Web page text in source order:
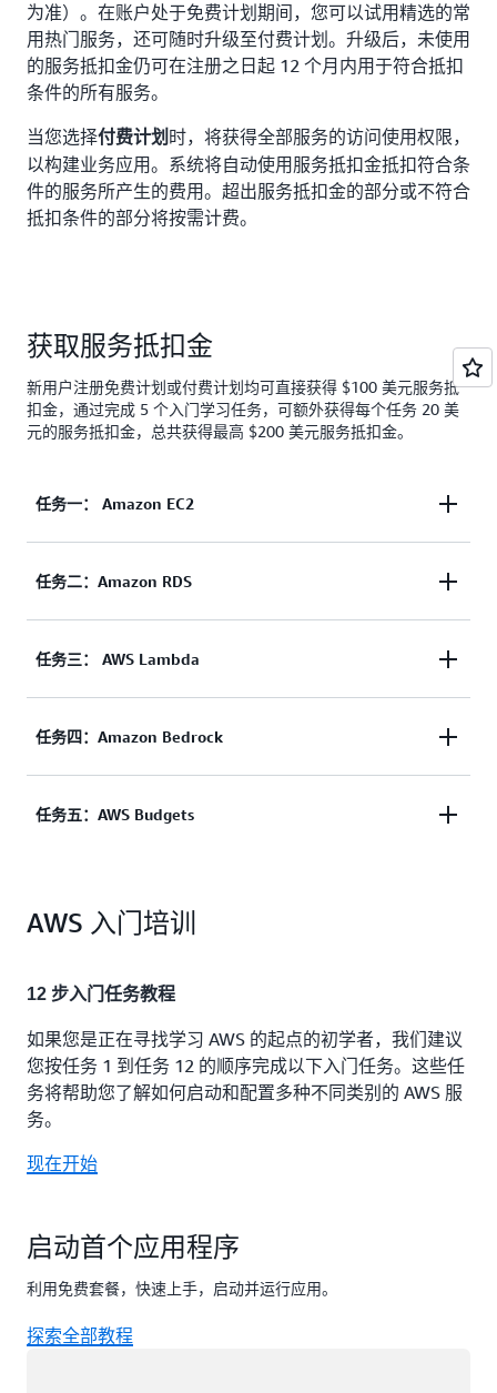
为准）。在账户处于免费计划期间，您可以试用精选的常
用热门服务，还可随时升级至付费计划。升级后，未使用
的服务抵扣金仍可在注册之日起 12 个月内用于符合抵扣
条件的所有服务。
当您选择付费计划 时，将获得全部服务的访问使用权限，
以构建业务应用。系统将自动使用服务抵扣金抵扣符合条
件的服务所产生的费用。超出服务抵扣金的部分或不符合
抵扣条件的部分将按需计费。
获取服务抵扣金
新用户注册免费计划或付费计划均可直接获得 $100 美元服务抵
扣金，通过完成 5 个入门学习任务，可额外获得每个任务 20 美
元的服务抵扣金，总共获得最高 $200 美元服务抵扣金。
任务一： Amazon EC2
学习如何启动并终止Amazon EC2实例。
任务二：Amazon RDS
学习启动 Amazon RDS 数据库的基本配置选项。
任务三： AWS Lambda
学习构建一个简单的 Web 应用程序，该应用程序包
任务四：Amazon Bedrock
学习如何在 Amazon Bedrock 文本交互环境中提交提
任务五：AWS Budgets
醒。
AWS 入门培训
12 步入门任务教程
如果您是正在寻找学习 AWS 的起点的初学者，我们建议
您按任务 1 到任务 12 的顺序完成以下入门任务。这些任
务将帮助您了解如何启动和配置多种不同类别的 AWS 服
务。
现在开始
启动首个应用程序
利用免费套餐，快速上手，启动并运行应用。
探索全部教程